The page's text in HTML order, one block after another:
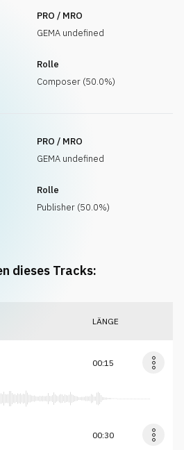
PRO / MRO
GEMA undefined
Rolle
Composer (50.0%)
PRO / MRO
GEMA undefined
Rolle
Publisher (50.0%)
dieses Tracks:
LÄNGE
00:15
00:30